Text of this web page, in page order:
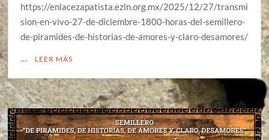
https://enlacezapatista.ezln.org.mx/2025/12/27/transmi
sion-en-vivo-27-de-diciembre-1800-horas-del-semillero-
de-piramides-de-historias-de-amores-y-claro-desamores/
LEER MÁS